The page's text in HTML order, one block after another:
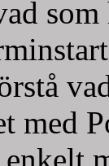
som
med